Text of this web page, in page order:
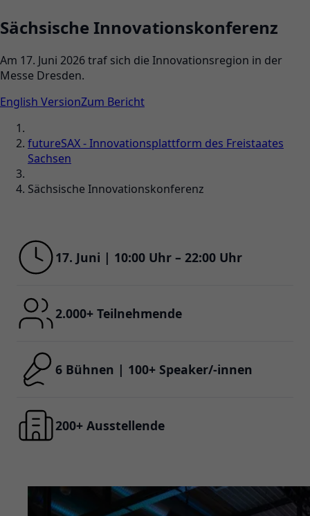
Sächsische Innovationskonferenz
Am 17. Juni 2026 traf sich die Innovationsregion in der
Messe Dresden.
English VersionZum Bericht
futureSAX - Innovationsplattform des Freistaates
Sachsen
Sächsische Innovationskonferenz
17. Juni | 10:00 Uhr – 22:00 Uhr
2.000+ Teilnehmende
6 Bühnen | 100+ Speaker/-innen
200+ Ausstellende